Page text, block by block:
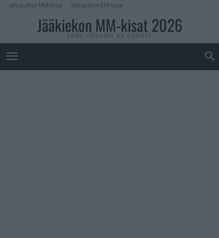
Jalkapallon MM-kisat Jalkapallon EM-kisat
Jääkiekon MM-kisat 2026
KAIKKI JÄÄKIEKON MM-KISOISTA